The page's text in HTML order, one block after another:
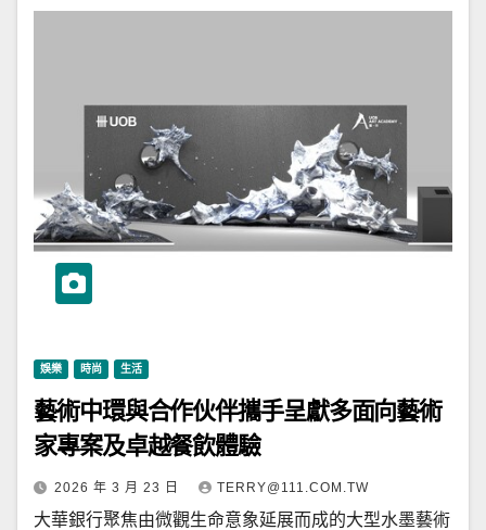
娛樂 時尚 生活
藝術中環與合作伙伴攜手呈獻多面向藝術
家專案及卓越餐飲體驗
2026 年 3 月 23 日 TERRY@111.COM.TW
大華銀行聚焦由微觀生命意象延展而成的大型水墨藝術